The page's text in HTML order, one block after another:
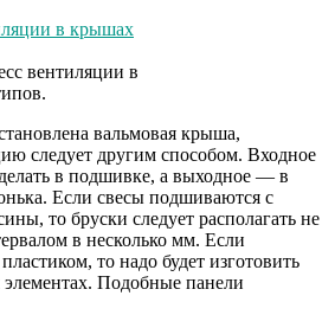
вентиляции в
вальмовая крыша,
следует другим способом. Входное
в подшивке, а выходное — в
Если свесы подшиваются с
то бруски следует располагать не
в несколько мм. Если
то надо будет изготовить
элементах. Подобные панели